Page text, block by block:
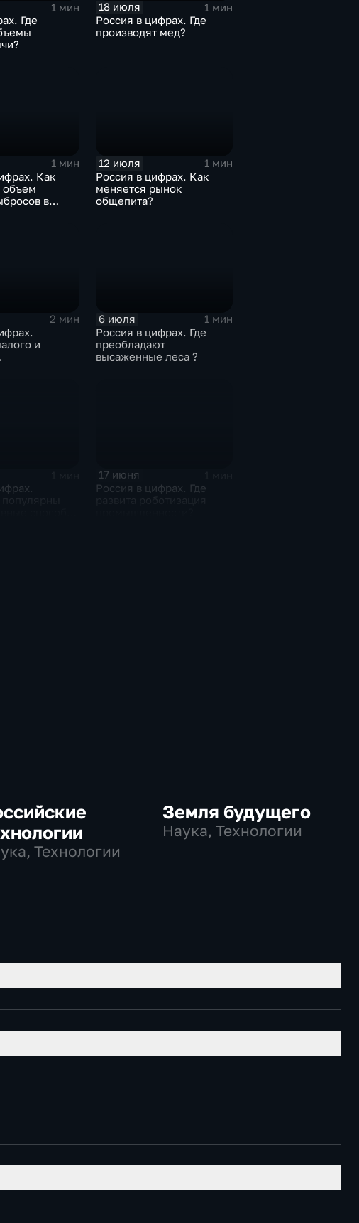
1 мин
Где
18 июля
1 мин
Россия в цифрах. Где
производят мед?
1 мин
Как
объем
в
12 июля
1 мин
Россия в цифрах. Как
меняется рынок
общепита?
2 мин
и
6 июля
1 мин
Россия в цифрах. Где
преобладают
высаженные леса ?
17 июня
Россия в цифрах. Где
Технологии
Земля будущего
Наука, Технологии